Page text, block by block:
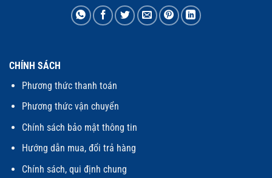
CHÍNH SÁCH
Phương thức thanh toán
Phương thức vận chuyển
Chính sách bảo mật thông tin
Hướng dẫn mua, đổi trả hàng
Chính sách, qui định chung